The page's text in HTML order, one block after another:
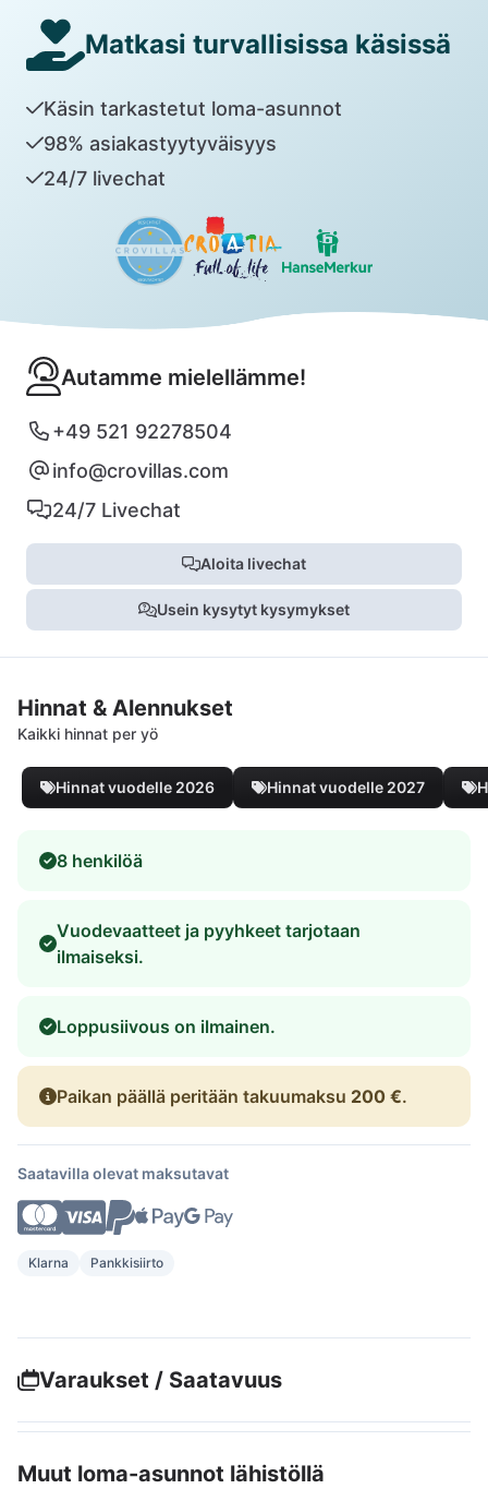
Matkasi turvallisissa käsissä
Käsin tarkastetut loma-asunnot
98% asiakastyytyväisyys
24/7 livechat
Autamme mielellämme!
+49 521 92278504
info@crovillas.com
24/7 Livechat
Aloita livechat
Usein kysytyt kysymykset
Hinnat & Alennukset
Kaikki hinnat per yö
Hinnat vuodelle 2026 Hinnat vuodelle 2027
8 henkilöä
Vuodevaatteet ja pyyhkeet tarjotaan
ilmaiseksi.
Loppusiivous on ilmainen.
Paikan päällä peritään takuumaksu 200 €.
Saatavilla olevat maksutavat
Klarna Pankkisiirto
Varaukset / Saatavuus
Muut loma-asunnot lähistöllä